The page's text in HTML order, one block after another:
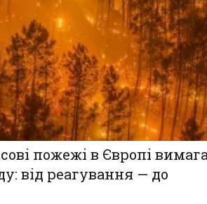
пожежі в Європі
від реагування — до